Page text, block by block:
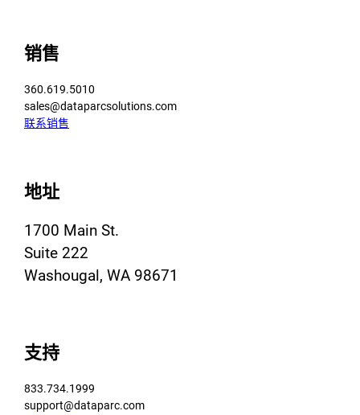
销售
360.619.5010
sales@dataparcsolutions.com
联系销售
地址
1700 Main St.
Suite 222
Washougal, WA 98671
支持
833.734.1999
support@dataparc.com